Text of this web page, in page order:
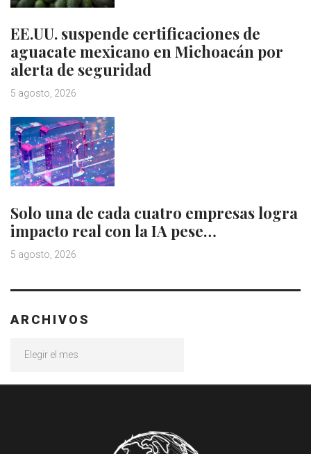
EE.UU. suspende certificaciones de
aguacate mexicano en Michoacán por
alerta de seguridad
5 agosto, 2026
Solo una de cada cuatro empresas logra
impacto real con la IA pese…
5 agosto, 2026
ARCHIVOS